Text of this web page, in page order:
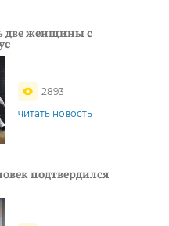
две женщины с
2893
читать новость
подтвердился